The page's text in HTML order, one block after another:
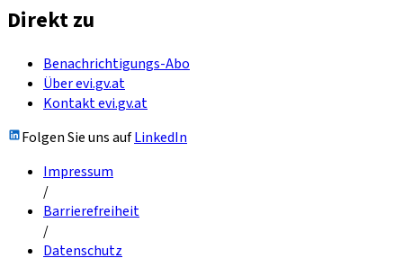
Direkt zu
Benachrichtigungs-Abo
Über evi.gv.at
Kontakt evi.gv.at
Folgen Sie uns aufLinkedIn
Impressum
/
Barrierefreiheit
/
Datenschutz